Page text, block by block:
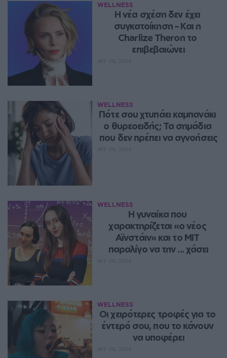
WELLNESS
Η νέα σχέση δεν έχει
συγκατοίκηση – Και η
Charlize Theron το
επιβεβαιώνει
WELLNESS
Πότε σου χτυπάει καμπανάκι
ο θυρεοειδής; Τα σημάδια
που δεν πρέπει να αγνοήσεις
WELLNESS
Η γυναίκα που
χαρακτηρίζεται «ο νέος
Αϊνστάιν» και το MIT
παραλίγο να την ... χάσει
WELLNESS
Οι χειρότερες τροφές για το
έντερό σου, που το κάνουν
να υποφέρει